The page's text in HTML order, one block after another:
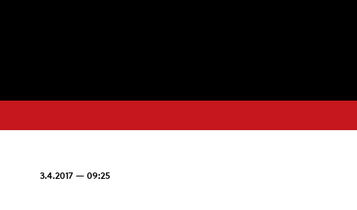
3.4.2017 — 09:25